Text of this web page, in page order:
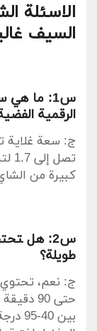
الاسئلة‍
السيف
س1: ما هي
الرقمية
ج: سعة غلاية
كبيرة من
س2: هل
طويلة؟
ج: ‌نعم،
حتى 90‍
بين